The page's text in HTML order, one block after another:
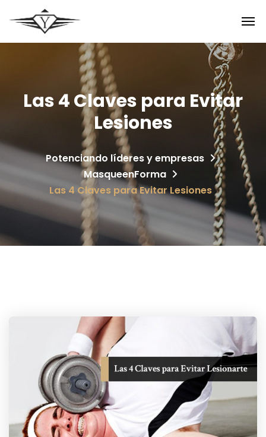
Las 4 Claves para Evitar
Lesiones
Potenciando líderes y empresas
MasqueenForma
Las 4 Claves para Evitar Lesiones